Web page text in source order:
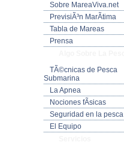
Sobre MareaViva.net
PrevisiÃ³n MarÃ­tima
Tabla de Mareas
Prensa
TÃ©cnicas de Pesca
Submarina
La Apnea
Nociones fÃ­sicas
Seguridad en la pesca
El Equipo